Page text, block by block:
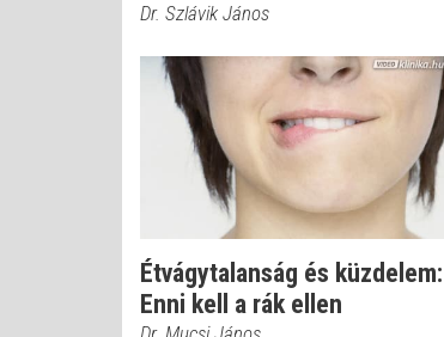
Dr. Szlávik János
Étvágytalanság és küzdelem:
Enni kell a rák ellen